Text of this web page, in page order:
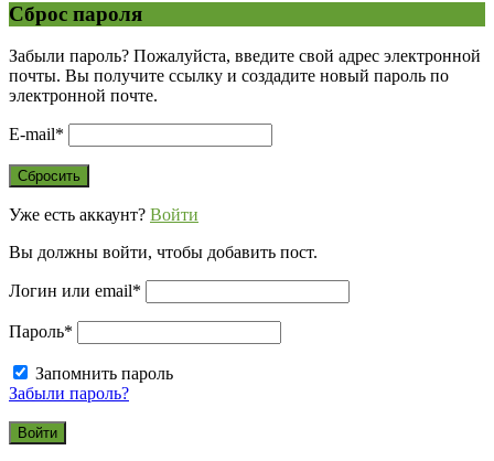
Сброс пароля
Забыли пароль? Пожалуйста, введите свой адрес электронной
почты. Вы получите ссылку и создадите новый пароль по
электронной почте.
E-mail*
Уже есть аккаунт? Войти
Вы должны войти, чтобы добавить пост.
Логин или email*
Пароль*
Запомнить пароль
Забыли пароль?